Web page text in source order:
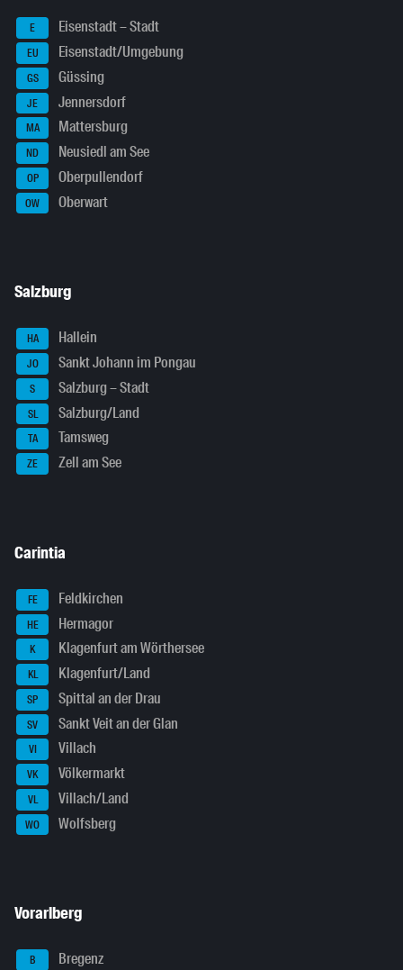
E Eisenstadt – Stadt
EU Eisenstadt/Umgebung
GS Güssing
JE Jennersdorf
MA Mattersburg
ND Neusiedl am See
OP Oberpullendorf
OW Oberwart
Salzburg
HA Hallein
JO Sankt Johann im Pongau
S Salzburg – Stadt
SL Salzburg/Land
TA Tamsweg
ZE Zell am See
Carintia
FE Feldkirchen
HE Hermagor
K Klagenfurt am Wörthersee
KL Klagenfurt/Land
SP Spittal an der Drau
SV Sankt Veit an der Glan
VI Villach
VK Völkermarkt
VL Villach/Land
WO Wolfsberg
Vorarlberg
B Bregenz